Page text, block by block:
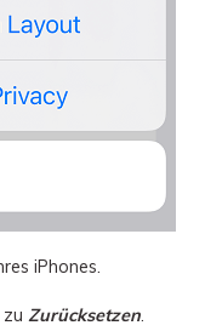
iPhones.
Zurücksetzen.